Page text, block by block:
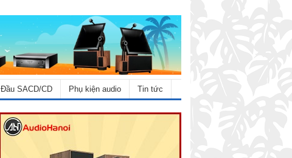
Đầu SACD/CD Phụ kiện audio Tin tức